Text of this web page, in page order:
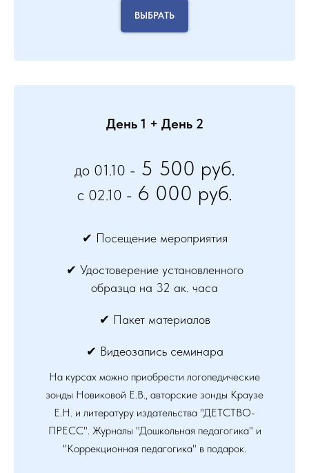
ВЫБРАТЬ
День 1 + День 2
до 01.10 -5 500 руб.
c 02.10 -6 000 руб.
✔ Посещение мероприятия
✔ Удостоверение установленного
образца на 32 ак. часа
✔ Пакет материалов
✔ Видеозапись семинара
На курсах можно приобрести логопедические
зонды Новиковой Е.В., авторские зонды Краузе
Е.Н. и литературу издательства "ДЕТСТВО-
ПРЕСС". Журналы "Дошкольная педагогика" и
"Коррекционная педагогика" в подарок.